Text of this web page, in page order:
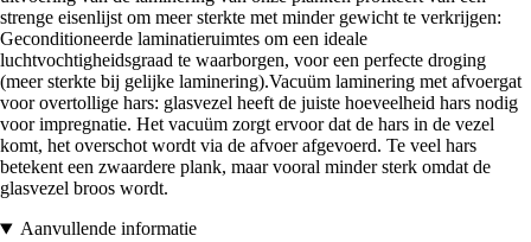
strenge eisenlijst om meer sterkte met minder gewicht te verkrijgen:
Geconditioneerde laminatieruimtes om een ideale
luchtvochtigheidsgraad te waarborgen, voor een perfecte droging
(meer sterkte bij gelijke laminering).Vacuüm laminering met afvoergat
voor overtollige hars: glasvezel heeft de juiste hoeveelheid hars nodig
voor impregnatie. Het vacuüm zorgt ervoor dat de hars in de vezel
komt, het overschot wordt via de afvoer afgevoerd. Te veel hars
betekent een zwaardere plank, maar vooral minder sterk omdat de
glasvezel broos wordt.
Aanvullende informatie